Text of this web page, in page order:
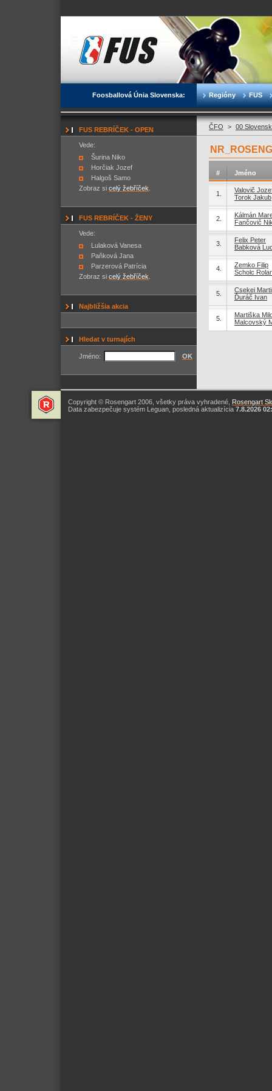
Foosballová Únia Slovenska: Regióny FUS
FUS REBRÍČEK - OPEN
Vede:
Šurina Niko
Horčiak Jozef
Halgoš Samo
Zobraz si celý žebříček
FUS REBRÍČEK - ŽENY
Vede:
Lulaková Vanesa
Paňková Jana
Parzerová Patrícia
Zobraz si celý žebříček
Najbližšia akcia
Hledat v turnajích
Jméno: OK
ČFO > 00
# Jméno
1.
Valovič
Torok Jakub
2.
Kálmán
Fančovič
3.
Felix Peter
Babková
4.
Zemko Filip
Scholc
5.
Csekei
Ďuráč Ivan
5.
Martiška
Malcovský
Copyright © Rosengart 2006, všetky práva vyhradené, Rosengart
Data zabezpečuje systém Leguan, posledná aktualizícia 7.8.2026